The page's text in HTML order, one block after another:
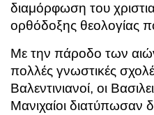
διαμόρφωση του
ορθόδοξης θεολογίας
Με την πάροδο των
πολλές γνωστικές
Βαλεντινιανοί, οι
Μανιχαίοι διατύπωσαν